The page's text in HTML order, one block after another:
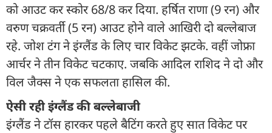
को आउट कर स्कोर 68/8 कर दिया. हर्षित राणा (9 रन) और
वरुण चक्रवर्ती (5 रन) आउट होने वाले आखिरी दो बल्लेबाज
रहे. जोश टंग ने इंग्लैंड के लिए चार विकेट झटके. वहीं जोफ्रा
आर्चर ने तीन विकेट चटकाए. जबकि आदिल राशिद ने दो और
विल जैक्स ने एक सफलता हासिल की.
ऐसी रही इंग्लैंड की बल्लेबाजी
इंग्लैंड ने टॉस हारकर पहले बैटिंग करते हुए सात विकेट पर